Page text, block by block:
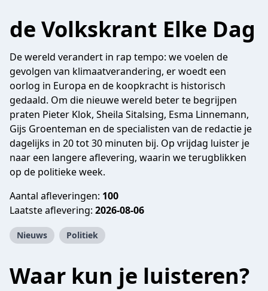
de Volkskrant Elke Dag
De wereld verandert in rap tempo: we voelen de
gevolgen van klimaatverandering, er woedt een
oorlog in Europa en de koopkracht is historisch
gedaald. Om die nieuwe wereld beter te begrijpen
praten Pieter Klok, Sheila Sitalsing, Esma Linnemann,
Gijs Groenteman en de specialisten van de redactie je
dagelijks in 20 tot 30 minuten bij. Op vrijdag luister je
naar een langere aflevering, waarin we terugblikken
op de politieke week.
Aantal afleveringen: 100
Laatste aflevering: 2026-08-06
Nieuws Politiek
Waar kun je luisteren?